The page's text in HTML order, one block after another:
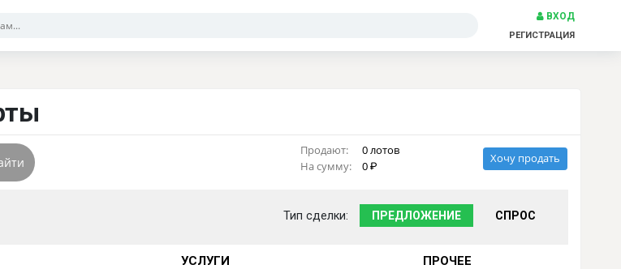
ВХОД
РЕГИСТРАЦИЯ
Продают:
0 лотов
На сумму:
0
Хочу продать
Тип сделки: ПРЕДЛОЖЕНИЕ СПРОС
УСЛУГИ ПРОЧЕЕ